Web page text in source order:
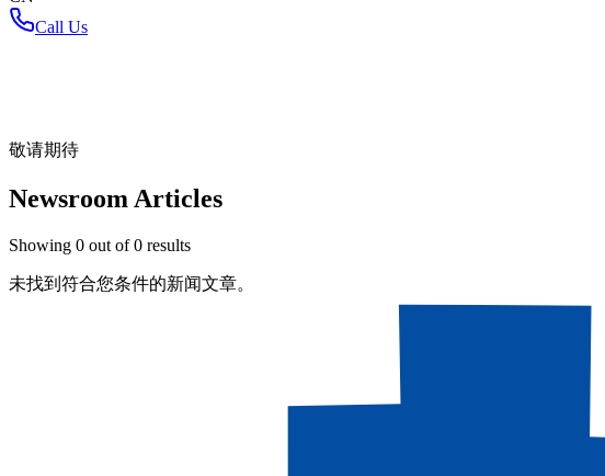
Call Us
敬请期待
Newsroom Articles
Showing 0 out of0 results
未找到符合您条件的新闻文章。